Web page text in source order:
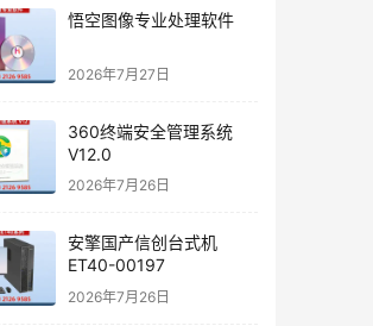
悟空图像专业处理软件
2026年7月27日
360终端安全管理系统
V12.0
2026年7月26日
安擎国产信创台式机
ET40-00197
2026年7月26日